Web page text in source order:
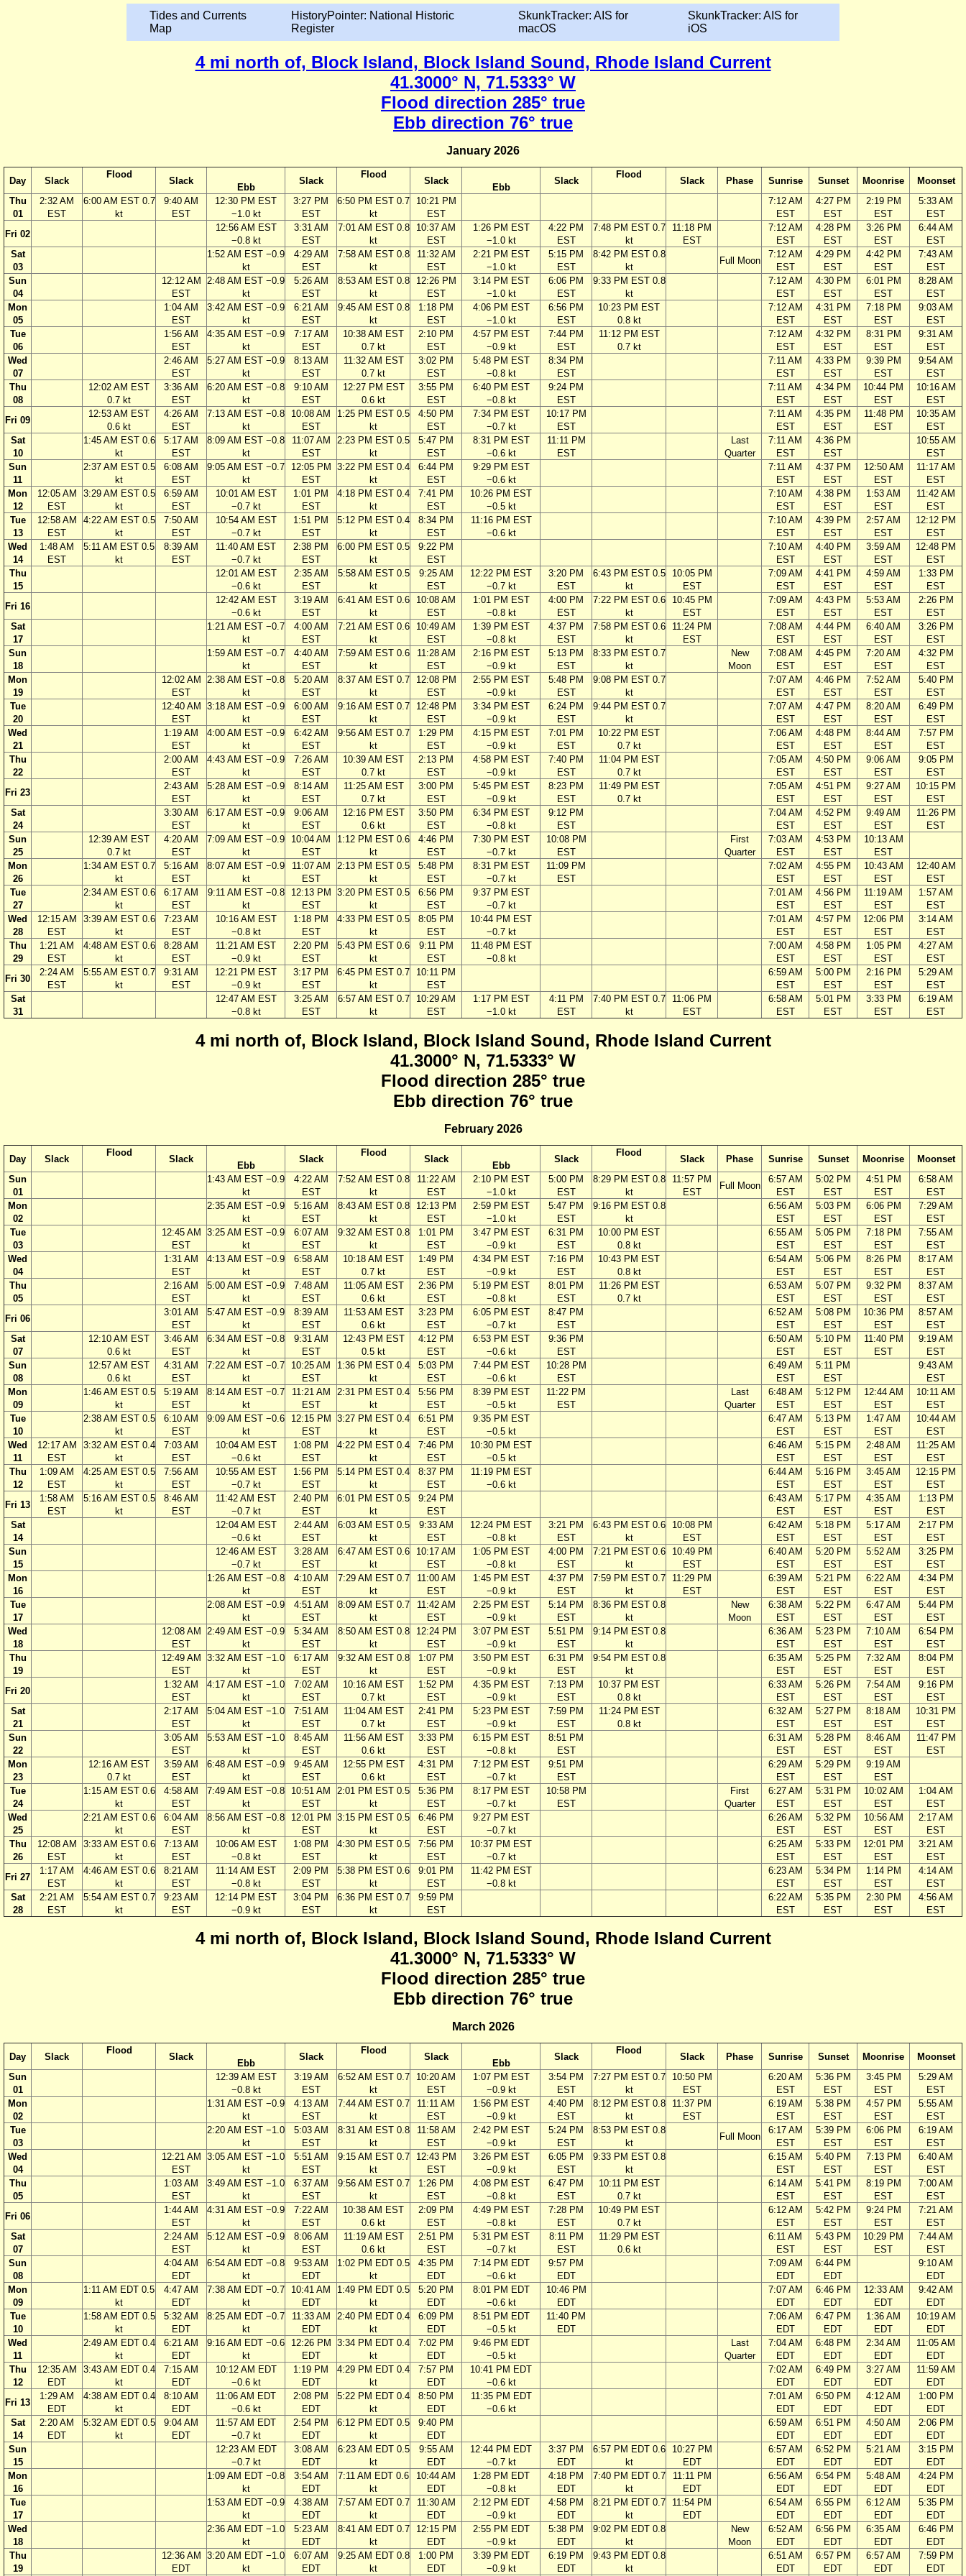
Tides and Currents
Map
HistoryPointer: National Historic
Register
SkunkTracker: AIS for
macOS
SkunkTracker: AIS for
iOS
4 mi north of, Block Island, Block Island Sound, Rhode Island Current
41.3000° N, 71.5333° W
Flood direction 285° true
Ebb direction 76° true
January 2026
Day Slack
Flood
Slack
Ebb
Slack
Flood
Slack
Ebb
Slack
Flood
Slack Phase Sunrise Sunset Moonrise
Moonset
Thu
01
2:32 AM
EST
6:00 AM EST 0.7
kt
9:40 AM
EST
12:30 PM EST
−1.0 kt
3:27 PM
EST
6:50 PM EST 0.7
kt
10:21 PM
EST
7:12 AM
EST
4:27 PM
EST
2:19 PM
EST
5:33 AM
EST
Fri 02
12:56 AM EST
−0.8 kt
3:31 AM
EST
7:01 AM EST 0.8
kt
10:37 AM
EST
1:26 PM EST
−1.0 kt
4:22 PM
EST
7:48 PM EST 0.7
kt
11:18 PM
EST
7:12 AM
EST
4:28 PM
EST
3:26 PM
EST
6:44 AM
EST
Sat
03
1:52 AM EST −0.9
kt
4:29 AM
EST
7:58 AM EST 0.8
kt
11:32 AM
EST
2:21 PM EST
−1.0 kt
5:15 PM
EST
8:42 PM EST 0.8
kt
Full Moon
7:12 AM
EST
4:29 PM
EST
4:42 PM
EST
7:43 AM
EST
Sun
04
12:12 AM
EST
2:48 AM EST −0.9
kt
5:26 AM
EST
8:53 AM EST 0.8
kt
12:26 PM
EST
3:14 PM EST
−1.0 kt
6:06 PM
EST
9:33 PM EST 0.8
kt
7:12 AM
EST
4:30 PM
EST
6:01 PM
EST
8:28 AM
EST
Mon
05
1:04 AM
EST
3:42 AM EST −0.9
kt
6:21 AM
EST
9:45 AM EST 0.8
kt
1:18 PM
EST
4:06 PM EST
−1.0 kt
6:56 PM
EST
10:23 PM EST
0.8 kt
7:12 AM
EST
4:31 PM
EST
7:18 PM
EST
9:03 AM
EST
Tue
06
1:56 AM
EST
4:35 AM EST −0.9
kt
7:17 AM
EST
10:38 AM EST
0.7 kt
2:10 PM
EST
4:57 PM EST
−0.9 kt
7:44 PM
EST
11:12 PM EST
0.7 kt
7:12 AM
EST
4:32 PM
EST
8:31 PM
EST
9:31 AM
EST
Wed
07
2:46 AM
EST
5:27 AM EST −0.9
kt
8:13 AM
EST
11:32 AM EST
0.7 kt
3:02 PM
EST
5:48 PM EST
−0.8 kt
8:34 PM
EST
7:11 AM
EST
4:33 PM
EST
9:39 PM
EST
9:54 AM
EST
Thu
08
12:02 AM EST
0.7 kt
3:36 AM
EST
6:20 AM EST −0.8
kt
9:10 AM
EST
12:27 PM EST
0.6 kt
3:55 PM
EST
6:40 PM EST
−0.8 kt
9:24 PM
EST
7:11 AM
EST
4:34 PM
EST
10:44 PM
EST
10:16 AM
EST
Fri 09
12:53 AM EST
0.6 kt
4:26 AM
EST
7:13 AM EST −0.8
kt
10:08 AM
EST
1:25 PM EST 0.5
kt
4:50 PM
EST
7:34 PM EST
−0.7 kt
10:17 PM
EST
7:11 AM
EST
4:35 PM
EST
11:48 PM
EST
10:35 AM
EST
Sat
10
1:45 AM EST 0.6
kt
5:17 AM
EST
8:09 AM EST −0.8
kt
11:07 AM
EST
2:23 PM EST 0.5
kt
5:47 PM
EST
8:31 PM EST
−0.6 kt
11:11 PM
EST
Last
Quarter
7:11 AM
EST
4:36 PM
EST
10:55 AM
EST
Sun
11
2:37 AM EST 0.5
kt
6:08 AM
EST
9:05 AM EST −0.7
kt
12:05 PM
EST
3:22 PM EST 0.4
kt
6:44 PM
EST
9:29 PM EST
−0.6 kt
7:11 AM
EST
4:37 PM
EST
12:50 AM
EST
11:17 AM
EST
Mon
12
12:05 AM
EST
3:29 AM EST 0.5
kt
6:59 AM
EST
10:01 AM EST
−0.7 kt
1:01 PM
EST
4:18 PM EST 0.4
kt
7:41 PM
EST
10:26 PM EST
−0.5 kt
7:10 AM
EST
4:38 PM
EST
1:53 AM
EST
11:42 AM
EST
Tue
13
12:58 AM
EST
4:22 AM EST 0.5
kt
7:50 AM
EST
10:54 AM EST
−0.7 kt
1:51 PM
EST
5:12 PM EST 0.4
kt
8:34 PM
EST
11:16 PM EST
−0.6 kt
7:10 AM
EST
4:39 PM
EST
2:57 AM
EST
12:12 PM
EST
Wed
14
1:48 AM
EST
5:11 AM EST 0.5
kt
8:39 AM
EST
11:40 AM EST
−0.7 kt
2:38 PM
EST
6:00 PM EST 0.5
kt
9:22 PM
EST
7:10 AM
EST
4:40 PM
EST
3:59 AM
EST
12:48 PM
EST
Thu
15
12:01 AM EST
−0.6 kt
2:35 AM
EST
5:58 AM EST 0.5
kt
9:25 AM
EST
12:22 PM EST
−0.7 kt
3:20 PM
EST
6:43 PM EST 0.5
kt
10:05 PM
EST
7:09 AM
EST
4:41 PM
EST
4:59 AM
EST
1:33 PM
EST
Fri 16
12:42 AM EST
−0.6 kt
3:19 AM
EST
6:41 AM EST 0.6
kt
10:08 AM
EST
1:01 PM EST
−0.8 kt
4:00 PM
EST
7:22 PM EST 0.6
kt
10:45 PM
EST
7:09 AM
EST
4:43 PM
EST
5:53 AM
EST
2:26 PM
EST
Sat
17
1:21 AM EST −0.7
kt
4:00 AM
EST
7:21 AM EST 0.6
kt
10:49 AM
EST
1:39 PM EST
−0.8 kt
4:37 PM
EST
7:58 PM EST 0.6
kt
11:24 PM
EST
7:08 AM
EST
4:44 PM
EST
6:40 AM
EST
3:26 PM
EST
Sun
18
1:59 AM EST −0.7
kt
4:40 AM
EST
7:59 AM EST 0.6
kt
11:28 AM
EST
2:16 PM EST
−0.9 kt
5:13 PM
EST
8:33 PM EST 0.7
kt
New
Moon
7:08 AM
EST
4:45 PM
EST
7:20 AM
EST
4:32 PM
EST
Mon
19
12:02 AM
EST
2:38 AM EST −0.8
kt
5:20 AM
EST
8:37 AM EST 0.7
kt
12:08 PM
EST
2:55 PM EST
−0.9 kt
5:48 PM
EST
9:08 PM EST 0.7
kt
7:07 AM
EST
4:46 PM
EST
7:52 AM
EST
5:40 PM
EST
Tue
20
12:40 AM
EST
3:18 AM EST −0.9
kt
6:00 AM
EST
9:16 AM EST 0.7
kt
12:48 PM
EST
3:34 PM EST
−0.9 kt
6:24 PM
EST
9:44 PM EST 0.7
kt
7:07 AM
EST
4:47 PM
EST
8:20 AM
EST
6:49 PM
EST
Wed
21
1:19 AM
EST
4:00 AM EST −0.9
kt
6:42 AM
EST
9:56 AM EST 0.7
kt
1:29 PM
EST
4:15 PM EST
−0.9 kt
7:01 PM
EST
10:22 PM EST
0.7 kt
7:06 AM
EST
4:48 PM
EST
8:44 AM
EST
7:57 PM
EST
Thu
22
2:00 AM
EST
4:43 AM EST −0.9
kt
7:26 AM
EST
10:39 AM EST
0.7 kt
2:13 PM
EST
4:58 PM EST
−0.9 kt
7:40 PM
EST
11:04 PM EST
0.7 kt
7:05 AM
EST
4:50 PM
EST
9:06 AM
EST
9:05 PM
EST
Fri 23
2:43 AM
EST
5:28 AM EST −0.9
kt
8:14 AM
EST
11:25 AM EST
0.7 kt
3:00 PM
EST
5:45 PM EST
−0.9 kt
8:23 PM
EST
11:49 PM EST
0.7 kt
7:05 AM
EST
4:51 PM
EST
9:27 AM
EST
10:15 PM
EST
Sat
24
3:30 AM
EST
6:17 AM EST −0.9
kt
9:06 AM
EST
12:16 PM EST
0.6 kt
3:50 PM
EST
6:34 PM EST
−0.8 kt
9:12 PM
EST
7:04 AM
EST
4:52 PM
EST
9:49 AM
EST
11:26 PM
EST
Sun
25
12:39 AM EST
0.7 kt
4:20 AM
EST
7:09 AM EST −0.9
kt
10:04 AM
EST
1:12 PM EST 0.6
kt
4:46 PM
EST
7:30 PM EST
−0.7 kt
10:08 PM
EST
First
Quarter
7:03 AM
EST
4:53 PM
EST
10:13 AM
EST
Mon
26
1:34 AM EST 0.7
kt
5:16 AM
EST
8:07 AM EST −0.9
kt
11:07 AM
EST
2:13 PM EST 0.5
kt
5:48 PM
EST
8:31 PM EST
−0.7 kt
11:09 PM
EST
7:02 AM
EST
4:55 PM
EST
10:43 AM
EST
12:40 AM
EST
Tue
27
2:34 AM EST 0.6
kt
6:17 AM
EST
9:11 AM EST −0.8
kt
12:13 PM
EST
3:20 PM EST 0.5
kt
6:56 PM
EST
9:37 PM EST
−0.7 kt
7:01 AM
EST
4:56 PM
EST
11:19 AM
EST
1:57 AM
EST
Wed
28
12:15 AM
EST
3:39 AM EST 0.6
kt
7:23 AM
EST
10:16 AM EST
−0.8 kt
1:18 PM
EST
4:33 PM EST 0.5
kt
8:05 PM
EST
10:44 PM EST
−0.7 kt
7:01 AM
EST
4:57 PM
EST
12:06 PM
EST
3:14 AM
EST
Thu
29
1:21 AM
EST
4:48 AM EST 0.6
kt
8:28 AM
EST
11:21 AM EST
−0.9 kt
2:20 PM
EST
5:43 PM EST 0.6
kt
9:11 PM
EST
11:48 PM EST
−0.8 kt
7:00 AM
EST
4:58 PM
EST
1:05 PM
EST
4:27 AM
EST
Fri 30
2:24 AM
EST
5:55 AM EST 0.7
kt
9:31 AM
EST
12:21 PM EST
−0.9 kt
3:17 PM
EST
6:45 PM EST 0.7
kt
10:11 PM
EST
6:59 AM
EST
5:00 PM
EST
2:16 PM
EST
5:29 AM
EST
Sat
31
12:47 AM EST
−0.8 kt
3:25 AM
EST
6:57 AM EST 0.7
kt
10:29 AM
EST
1:17 PM EST
−1.0 kt
4:11 PM
EST
7:40 PM EST 0.7
kt
11:06 PM
EST
6:58 AM
EST
5:01 PM
EST
3:33 PM
EST
6:19 AM
EST
4 mi north of, Block Island, Block Island Sound, Rhode Island Current
41.3000° N, 71.5333° W
Flood direction 285° true
Ebb direction 76° true
February 2026
Day Slack
Flood
Slack
Ebb
Slack
Flood
Slack
Ebb
Slack
Flood
Slack Phase Sunrise Sunset Moonrise
Moonset
Sun
01
1:43 AM EST −0.9
kt
4:22 AM
EST
7:52 AM EST 0.8
kt
11:22 AM
EST
2:10 PM EST
−1.0 kt
5:00 PM
EST
8:29 PM EST 0.8
kt
11:57 PM
EST
Full Moon
6:57 AM
EST
5:02 PM
EST
4:51 PM
EST
6:58 AM
EST
Mon
02
2:35 AM EST −0.9
kt
5:16 AM
EST
8:43 AM EST 0.8
kt
12:13 PM
EST
2:59 PM EST
−1.0 kt
5:47 PM
EST
9:16 PM EST 0.8
kt
6:56 AM
EST
5:03 PM
EST
6:06 PM
EST
7:29 AM
EST
Tue
03
12:45 AM
EST
3:25 AM EST −0.9
kt
6:07 AM
EST
9:32 AM EST 0.8
kt
1:01 PM
EST
3:47 PM EST
−0.9 kt
6:31 PM
EST
10:00 PM EST
0.8 kt
6:55 AM
EST
5:05 PM
EST
7:18 PM
EST
7:55 AM
EST
Wed
04
1:31 AM
EST
4:13 AM EST −0.9
kt
6:58 AM
EST
10:18 AM EST
0.7 kt
1:49 PM
EST
4:34 PM EST
−0.9 kt
7:16 PM
EST
10:43 PM EST
0.8 kt
6:54 AM
EST
5:06 PM
EST
8:26 PM
EST
8:17 AM
EST
Thu
05
2:16 AM
EST
5:00 AM EST −0.9
kt
7:48 AM
EST
11:05 AM EST
0.6 kt
2:36 PM
EST
5:19 PM EST
−0.8 kt
8:01 PM
EST
11:26 PM EST
0.7 kt
6:53 AM
EST
5:07 PM
EST
9:32 PM
EST
8:37 AM
EST
Fri 06
3:01 AM
EST
5:47 AM EST −0.9
kt
8:39 AM
EST
11:53 AM EST
0.6 kt
3:23 PM
EST
6:05 PM EST
−0.7 kt
8:47 PM
EST
6:52 AM
EST
5:08 PM
EST
10:36 PM
EST
8:57 AM
EST
Sat
07
12:10 AM EST
0.6 kt
3:46 AM
EST
6:34 AM EST −0.8
kt
9:31 AM
EST
12:43 PM EST
0.5 kt
4:12 PM
EST
6:53 PM EST
−0.6 kt
9:36 PM
EST
6:50 AM
EST
5:10 PM
EST
11:40 PM
EST
9:19 AM
EST
Sun
08
12:57 AM EST
0.6 kt
4:31 AM
EST
7:22 AM EST −0.7
kt
10:25 AM
EST
1:36 PM EST 0.4
kt
5:03 PM
EST
7:44 PM EST
−0.6 kt
10:28 PM
EST
6:49 AM
EST
5:11 PM
EST
9:43 AM
EST
Mon
09
1:46 AM EST 0.5
kt
5:19 AM
EST
8:14 AM EST −0.7
kt
11:21 AM
EST
2:31 PM EST 0.4
kt
5:56 PM
EST
8:39 PM EST
−0.5 kt
11:22 PM
EST
Last
Quarter
6:48 AM
EST
5:12 PM
EST
12:44 AM
EST
10:11 AM
EST
Tue
10
2:38 AM EST 0.5
kt
6:10 AM
EST
9:09 AM EST −0.6
kt
12:15 PM
EST
3:27 PM EST 0.4
kt
6:51 PM
EST
9:35 PM EST
−0.5 kt
6:47 AM
EST
5:13 PM
EST
1:47 AM
EST
10:44 AM
EST
Wed
11
12:17 AM
EST
3:32 AM EST 0.4
kt
7:03 AM
EST
10:04 AM EST
−0.6 kt
1:08 PM
EST
4:22 PM EST 0.4
kt
7:46 PM
EST
10:30 PM EST
−0.5 kt
6:46 AM
EST
5:15 PM
EST
2:48 AM
EST
11:25 AM
EST
Thu
12
1:09 AM
EST
4:25 AM EST 0.5
kt
7:56 AM
EST
10:55 AM EST
−0.7 kt
1:56 PM
EST
5:14 PM EST 0.4
kt
8:37 PM
EST
11:19 PM EST
−0.6 kt
6:44 AM
EST
5:16 PM
EST
3:45 AM
EST
12:15 PM
EST
Fri 13
1:58 AM
EST
5:16 AM EST 0.5
kt
8:46 AM
EST
11:42 AM EST
−0.7 kt
2:40 PM
EST
6:01 PM EST 0.5
kt
9:24 PM
EST
6:43 AM
EST
5:17 PM
EST
4:35 AM
EST
1:13 PM
EST
Sat
14
12:04 AM EST
−0.6 kt
2:44 AM
EST
6:03 AM EST 0.5
kt
9:33 AM
EST
12:24 PM EST
−0.8 kt
3:21 PM
EST
6:43 PM EST 0.6
kt
10:08 PM
EST
6:42 AM
EST
5:18 PM
EST
5:17 AM
EST
2:17 PM
EST
Sun
15
12:46 AM EST
−0.7 kt
3:28 AM
EST
6:47 AM EST 0.6
kt
10:17 AM
EST
1:05 PM EST
−0.8 kt
4:00 PM
EST
7:21 PM EST 0.6
kt
10:49 PM
EST
6:40 AM
EST
5:20 PM
EST
5:52 AM
EST
3:25 PM
EST
Mon
16
1:26 AM EST −0.8
kt
4:10 AM
EST
7:29 AM EST 0.7
kt
11:00 AM
EST
1:45 PM EST
−0.9 kt
4:37 PM
EST
7:59 PM EST 0.7
kt
11:29 PM
EST
6:39 AM
EST
5:21 PM
EST
6:22 AM
EST
4:34 PM
EST
Tue
17
2:08 AM EST −0.9
kt
4:51 AM
EST
8:09 AM EST 0.7
kt
11:42 AM
EST
2:25 PM EST
−0.9 kt
5:14 PM
EST
8:36 PM EST 0.8
kt
New
Moon
6:38 AM
EST
5:22 PM
EST
6:47 AM
EST
5:44 PM
EST
Wed
18
12:08 AM
EST
2:49 AM EST −0.9
kt
5:34 AM
EST
8:50 AM EST 0.8
kt
12:24 PM
EST
3:07 PM EST
−0.9 kt
5:51 PM
EST
9:14 PM EST 0.8
kt
6:36 AM
EST
5:23 PM
EST
7:10 AM
EST
6:54 PM
EST
Thu
19
12:49 AM
EST
3:32 AM EST −1.0
kt
6:17 AM
EST
9:32 AM EST 0.8
kt
1:07 PM
EST
3:50 PM EST
−0.9 kt
6:31 PM
EST
9:54 PM EST 0.8
kt
6:35 AM
EST
5:25 PM
EST
7:32 AM
EST
8:04 PM
EST
Fri 20
1:32 AM
EST
4:17 AM EST −1.0
kt
7:02 AM
EST
10:16 AM EST
0.7 kt
1:52 PM
EST
4:35 PM EST
−0.9 kt
7:13 PM
EST
10:37 PM EST
0.8 kt
6:33 AM
EST
5:26 PM
EST
7:54 AM
EST
9:16 PM
EST
Sat
21
2:17 AM
EST
5:04 AM EST −1.0
kt
7:51 AM
EST
11:04 AM EST
0.7 kt
2:41 PM
EST
5:23 PM EST
−0.9 kt
7:59 PM
EST
11:24 PM EST
0.8 kt
6:32 AM
EST
5:27 PM
EST
8:18 AM
EST
10:31 PM
EST
Sun
22
3:05 AM
EST
5:53 AM EST −1.0
kt
8:45 AM
EST
11:56 AM EST
0.6 kt
3:33 PM
EST
6:15 PM EST
−0.8 kt
8:51 PM
EST
6:31 AM
EST
5:28 PM
EST
8:46 AM
EST
11:47 PM
EST
Mon
23
12:16 AM EST
0.7 kt
3:59 AM
EST
6:48 AM EST −0.9
kt
9:45 AM
EST
12:55 PM EST
0.6 kt
4:31 PM
EST
7:12 PM EST
−0.7 kt
9:51 PM
EST
6:29 AM
EST
5:29 PM
EST
9:19 AM
EST
Tue
24
1:15 AM EST 0.6
kt
4:58 AM
EST
7:49 AM EST −0.8
kt
10:51 AM
EST
2:01 PM EST 0.5
kt
5:36 PM
EST
8:17 PM EST
−0.7 kt
10:58 PM
EST
First
Quarter
6:27 AM
EST
5:31 PM
EST
10:02 AM
EST
1:04 AM
EST
Wed
25
2:21 AM EST 0.6
kt
6:04 AM
EST
8:56 AM EST −0.8
kt
12:01 PM
EST
3:15 PM EST 0.5
kt
6:46 PM
EST
9:27 PM EST
−0.7 kt
6:26 AM
EST
5:32 PM
EST
10:56 AM
EST
2:17 AM
EST
Thu
26
12:08 AM
EST
3:33 AM EST 0.6
kt
7:13 AM
EST
10:06 AM EST
−0.8 kt
1:08 PM
EST
4:30 PM EST 0.5
kt
7:56 PM
EST
10:37 PM EST
−0.7 kt
6:25 AM
EST
5:33 PM
EST
12:01 PM
EST
3:21 AM
EST
Fri 27
1:17 AM
EST
4:46 AM EST 0.6
kt
8:21 AM
EST
11:14 AM EST
−0.8 kt
2:09 PM
EST
5:38 PM EST 0.6
kt
9:01 PM
EST
11:42 PM EST
−0.8 kt
6:23 AM
EST
5:34 PM
EST
1:14 PM
EST
4:14 AM
EST
Sat
28
2:21 AM
EST
5:54 AM EST 0.7
kt
9:23 AM
EST
12:14 PM EST
−0.9 kt
3:04 PM
EST
6:36 PM EST 0.7
kt
9:59 PM
EST
6:22 AM
EST
5:35 PM
EST
2:30 PM
EST
4:56 AM
EST
4 mi north of, Block Island, Block Island Sound, Rhode Island Current
41.3000° N, 71.5333° W
Flood direction 285° true
Ebb direction 76° true
March 2026
Day Slack
Flood
Slack
Ebb
Slack
Flood
Slack
Ebb
Slack
Flood
Slack Phase Sunrise Sunset Moonrise
Moonset
Sun
01
12:39 AM EST
−0.8 kt
3:19 AM
EST
6:52 AM EST 0.7
kt
10:20 AM
EST
1:07 PM EST
−0.9 kt
3:54 PM
EST
7:27 PM EST 0.7
kt
10:50 PM
EST
6:20 AM
EST
5:36 PM
EST
3:45 PM
EST
5:29 AM
EST
Mon
02
1:31 AM EST −0.9
kt
4:13 AM
EST
7:44 AM EST 0.7
kt
11:11 AM
EST
1:56 PM EST
−0.9 kt
4:40 PM
EST
8:12 PM EST 0.8
kt
11:37 PM
EST
6:19 AM
EST
5:38 PM
EST
4:57 PM
EST
5:55 AM
EST
Tue
03
2:20 AM EST −1.0
kt
5:03 AM
EST
8:31 AM EST 0.8
kt
11:58 AM
EST
2:42 PM EST
−0.9 kt
5:24 PM
EST
8:53 PM EST 0.8
kt
Full Moon
6:17 AM
EST
5:39 PM
EST
6:06 PM
EST
6:19 AM
EST
Wed
04
12:21 AM
EST
3:05 AM EST −1.0
kt
5:51 AM
EST
9:15 AM EST 0.7
kt
12:43 PM
EST
3:26 PM EST
−0.9 kt
6:05 PM
EST
9:33 PM EST 0.8
kt
6:15 AM
EST
5:40 PM
EST
7:13 PM
EST
6:40 AM
EST
Thu
05
1:03 AM
EST
3:49 AM EST −1.0
kt
6:37 AM
EST
9:56 AM EST 0.7
kt
1:26 PM
EST
4:08 PM EST
−0.8 kt
6:47 PM
EST
10:11 PM EST
0.7 kt
6:14 AM
EST
5:41 PM
EST
8:19 PM
EST
7:00 AM
EST
Fri 06
1:44 AM
EST
4:31 AM EST −0.9
kt
7:22 AM
EST
10:38 AM EST
0.6 kt
2:09 PM
EST
4:49 PM EST
−0.8 kt
7:28 PM
EST
10:49 PM EST
0.7 kt
6:12 AM
EST
5:42 PM
EST
9:24 PM
EST
7:21 AM
EST
Sat
07
2:24 AM
EST
5:12 AM EST −0.9
kt
8:06 AM
EST
11:19 AM EST
0.6 kt
2:51 PM
EST
5:31 PM EST
−0.7 kt
8:11 PM
EST
11:29 PM EST
0.6 kt
6:11 AM
EST
5:43 PM
EST
10:29 PM
EST
7:44 AM
EST
Sun
08
4:04 AM
EDT
6:54 AM EDT −0.8
kt
9:53 AM
EDT
1:02 PM EDT 0.5
kt
4:35 PM
EDT
7:14 PM EDT
−0.6 kt
9:57 PM
EDT
7:09 AM
EDT
6:44 PM
EDT
9:10 AM
EDT
Mon
09
1:11 AM EDT 0.5
kt
4:47 AM
EDT
7:38 AM EDT −0.7
kt
10:41 AM
EDT
1:49 PM EDT 0.5
kt
5:20 PM
EDT
8:01 PM EDT
−0.6 kt
10:46 PM
EDT
7:07 AM
EDT
6:46 PM
EDT
12:33 AM
EDT
9:42 AM
EDT
Tue
10
1:58 AM EDT 0.5
kt
5:32 AM
EDT
8:25 AM EDT −0.7
kt
11:33 AM
EDT
2:40 PM EDT 0.4
kt
6:09 PM
EDT
8:51 PM EDT
−0.5 kt
11:40 PM
EDT
7:06 AM
EDT
6:47 PM
EDT
1:36 AM
EDT
10:19 AM
EDT
Wed
11
2:49 AM EDT 0.4
kt
6:21 AM
EDT
9:16 AM EDT −0.6
kt
12:26 PM
EDT
3:34 PM EDT 0.4
kt
7:02 PM
EDT
9:46 PM EDT
−0.5 kt
Last
Quarter
7:04 AM
EDT
6:48 PM
EDT
2:34 AM
EDT
11:05 AM
EDT
Thu
12
12:35 AM
EDT
3:43 AM EDT 0.4
kt
7:15 AM
EDT
10:12 AM EDT
−0.6 kt
1:19 PM
EDT
4:29 PM EDT 0.4
kt
7:57 PM
EDT
10:41 PM EDT
−0.6 kt
7:02 AM
EDT
6:49 PM
EDT
3:27 AM
EDT
11:59 AM
EDT
Fri 13
1:29 AM
EDT
4:38 AM EDT 0.4
kt
8:10 AM
EDT
11:06 AM EDT
−0.6 kt
2:08 PM
EDT
5:22 PM EDT 0.4
kt
8:50 PM
EDT
11:35 PM EDT
−0.6 kt
7:01 AM
EDT
6:50 PM
EDT
4:12 AM
EDT
1:00 PM
EDT
Sat
14
2:20 AM
EDT
5:32 AM EDT 0.5
kt
9:04 AM
EDT
11:57 AM EDT
−0.7 kt
2:54 PM
EDT
6:12 PM EDT 0.5
kt
9:40 PM
EDT
6:59 AM
EDT
6:51 PM
EDT
4:50 AM
EDT
2:06 PM
EDT
Sun
15
12:23 AM EDT
−0.7 kt
3:08 AM
EDT
6:23 AM EDT 0.5
kt
9:55 AM
EDT
12:44 PM EDT
−0.7 kt
3:37 PM
EDT
6:57 PM EDT 0.6
kt
10:27 PM
EDT
6:57 AM
EDT
6:52 PM
EDT
5:21 AM
EDT
3:15 PM
EDT
Mon
16
1:09 AM EDT −0.8
kt
3:54 AM
EDT
7:11 AM EDT 0.6
kt
10:44 AM
EDT
1:28 PM EDT
−0.8 kt
4:18 PM
EDT
7:40 PM EDT 0.7
kt
11:11 PM
EDT
6:56 AM
EDT
6:54 PM
EDT
5:48 AM
EDT
4:24 PM
EDT
Tue
17
1:53 AM EDT −0.9
kt
4:38 AM
EDT
7:57 AM EDT 0.7
kt
11:30 AM
EDT
2:12 PM EDT
−0.9 kt
4:58 PM
EDT
8:21 PM EDT 0.7
kt
11:54 PM
EDT
6:54 AM
EDT
6:55 PM
EDT
6:12 AM
EDT
5:35 PM
EDT
Wed
18
2:36 AM EDT −1.0
kt
5:23 AM
EDT
8:41 AM EDT 0.7
kt
12:15 PM
EDT
2:55 PM EDT
−0.9 kt
5:38 PM
EDT
9:02 PM EDT 0.8
kt
New
Moon
6:52 AM
EDT
6:56 PM
EDT
6:35 AM
EDT
6:46 PM
EDT
Thu
19
12:36 AM
EDT
3:20 AM EDT −1.0
kt
6:07 AM
EDT
9:25 AM EDT 0.8
kt
1:00 PM
EDT
3:39 PM EDT
−0.9 kt
6:19 PM
EDT
9:43 PM EDT 0.8
kt
6:51 AM
EDT
6:57 PM
EDT
6:57 AM
EDT
7:59 PM
EDT